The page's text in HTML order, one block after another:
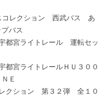
コレクション 西武バス あ
バス
都宮ライトレール 運転セッ
都宮ライトレールＨＵ３００
Ｅ
クション 第３２弾 全１０